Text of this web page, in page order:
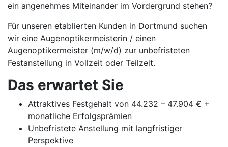
ein angenehmes Miteinander im Vordergrund stehen?
Für unseren etablierten Kunden in Dortmund suchen
wir eine Augenoptikermeisterin / einen
Augenoptikermeister (m/w/d) zur unbefristeten
Festanstellung in Vollzeit oder Teilzeit.
Das erwartet Sie
Attraktives Festgehalt von 44.232 – 47.904 € +
monatliche Erfolgsprämien
Unbefristete Anstellung mit langfristiger
Perspektive